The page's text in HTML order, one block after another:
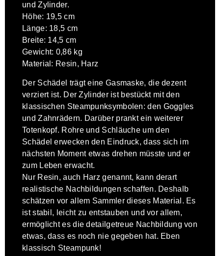
und Zylinder.
Höhe: 19,5 cm
Länge: 18,5 cm
Breite: 14,5 cm
Gewicht: 0,86 kg
Material: Resin, Harz
Der Schädel trägt eine Gasmaske, die dezent
verziert ist. Der Zylinder ist bestückt mit den
klassischen Steampunksymbolen: den Goggles
und Zahnrädern. Darüber prankt ein weiterer
Totenkopf. Rohre und Schläuche um den
Schädel erwecken den Eindruck, dass sich im
nächsten Moment etwas drehen müsste und er
zum Leben erwacht.
Nur Resin, auch Harz genannt, kann derart
realistische Nachbildungen schaffen. Deshalb
schätzen vor allem Sammler dieses Material. Es
ist stabil, leicht zu entstauben und vor allem,
ermöglicht es die detailgetreue Nachbildung von
etwas, dass es noch nie gegeben hat. Eben
klassisch Steampunk!